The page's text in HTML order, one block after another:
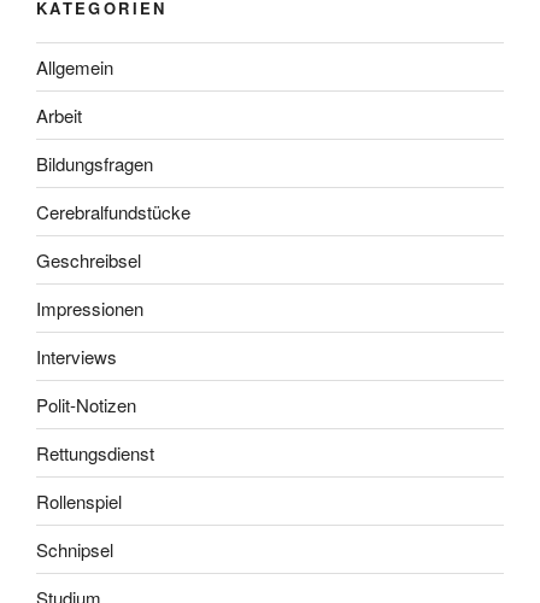
KATEGORIEN
Allgemein
Arbeit
Bildungsfragen
Cerebralfundstücke
Geschreibsel
Impressionen
Interviews
Polit-Notizen
Rettungsdienst
Rollenspiel
Schnipsel
Studium